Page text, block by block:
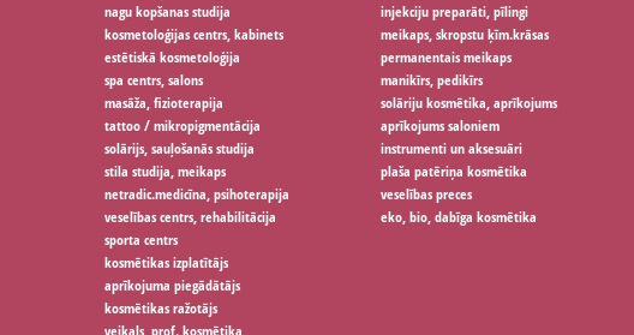
nagu kopšanas studija
kosmetoloģijas centrs, kabinets
estētiskā kosmetoloģija
spa centrs, salons
masāža, fizioterapija
tattoo / mikropigmentācija
solārijs, sauļošanās studija
stila studija, meikaps
netradic.medicīna, psihoterapija
veselības centrs, rehabilitācija
sporta centrs
kosmētikas izplatītājs
aprīkojuma piegādātājs
kosmētikas ražotājs
veikals, prof. kosmētika
injekciju preparāti, pīlingi
meikaps, skropstu ķīm.krāsas
permanentais meikaps
manikīrs, pedikīrs
solāriju kosmētika, aprīkojums
aprīkojums saloniem
instrumenti un aksesuāri
plaša patēriņa kosmētika
veselības preces
eko, bio, dabīga kosmētika